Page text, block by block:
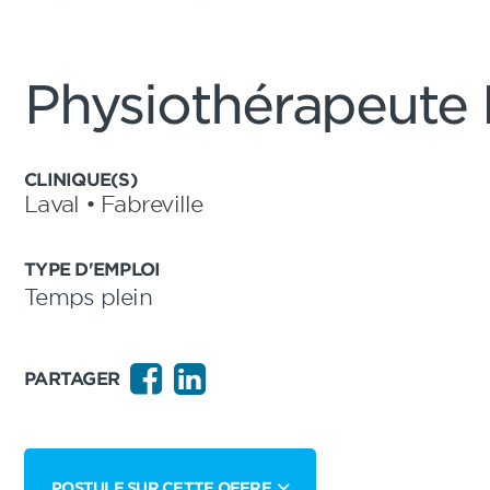
Physiothérapeute
CLINIQUE(S)
Laval • Fabreville
TYPE D'EMPLOI
Temps plein
PARTAGER